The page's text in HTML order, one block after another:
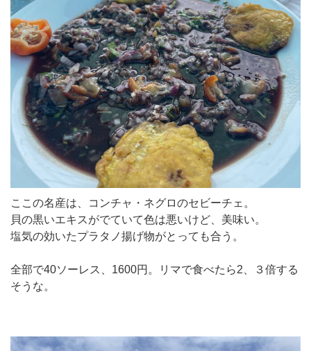
ここの名産は、コンチャ・ネグロのセビーチェ。
貝の黒いエキスがでていて色は悪いけど、美味い。
塩気の効いたプラタノ揚げ物がとっても合う。
全部で40ソーレス、1600円。リマで食べたら2、３倍する
そうな。